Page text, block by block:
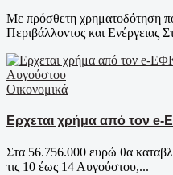
Με πρόσθετη χρηματοδότηση
Περιβάλλοντος και Ενέργειας
Οικονομικά
Ερχεται χρήμα από τον e-
Στα 56.756.000 ευρώ θα
τις 10 έως 14 Αυγούστου,...